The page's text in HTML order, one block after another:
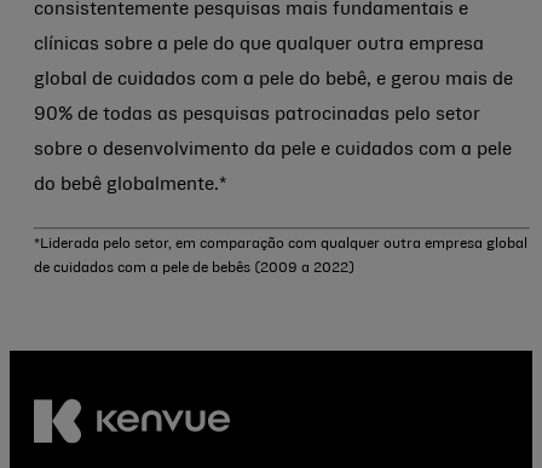
consistentemente pesquisas mais fundamentais e
clínicas sobre a pele do que qualquer outra empresa
global de cuidados com a pele do bebê, e gerou mais de
90% de todas as pesquisas patrocinadas pelo setor
sobre o desenvolvimento da pele e cuidados com a pele
do bebê globalmente.*
*Liderada pelo setor, em comparação com qualquer outra empresa global
de cuidados com a pele de bebês (2009 a 2022)